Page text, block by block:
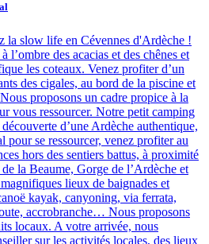
la slow life en Cévennes d'Ardèche !
l’ombre des acacias et des chênes et
les coteaux. Venez profiter d’un
des cigales, au bord de la piscine et
proposons un cadre propice à la
vous ressourcer. Notre petit camping
d’une Ardèche authentique,
pour se ressourcer, venez profiter au
hors des sentiers battus, à proximité
la Beaume, Gorge de l’Ardèche et
lieux de baignades et
kayak, canyoning, via ferrata,
accrobranche… Nous proposons
locaux. A votre arrivée, nous
sur les activités locales, des lieux